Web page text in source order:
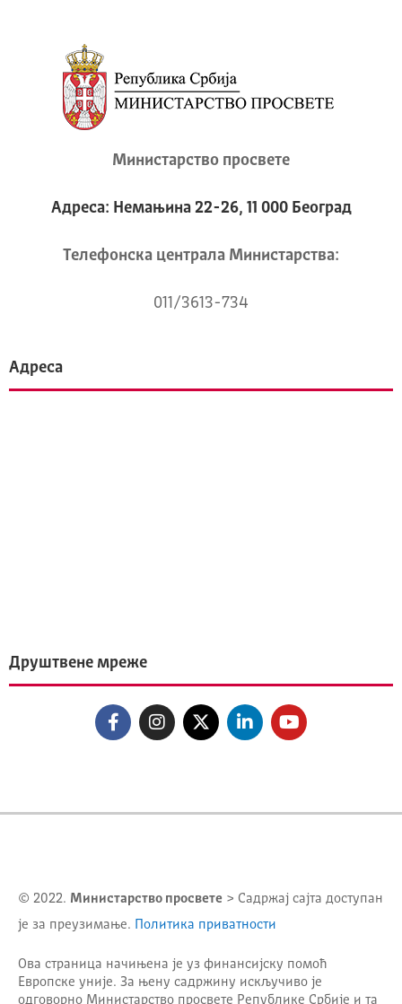
Министарство просвете
Адреса: Немањина 22-26, 11 000 Београд
Телeфонска централа Mинистарства:
011/3613-734
Адреса
Друштвене мреже
© 2022. Министарство просвете > Садржај сајта доступан
је за преузимање. Политика приватности
Ова страница начињена је уз финансијску помоћ
Европске уније. За њену садржину искључиво је
одговорно Министарство просвете Републике Србије и та